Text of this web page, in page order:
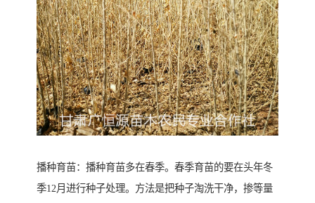
播种育苗：播种育苗多在春季。春季育苗的要在头年冬
季12月进行种子处理。方法是把种子淘洗干净，掺等量